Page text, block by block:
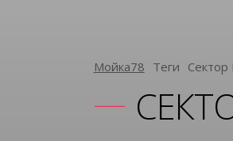
Мойка78 Теги Сектор